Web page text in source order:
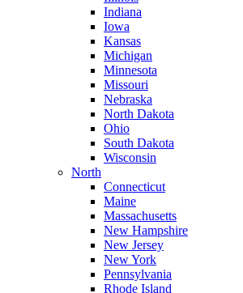
Indiana
Iowa
Kansas
Michigan
Minnesota
Missouri
Nebraska
North Dakota
Ohio
South Dakota
Wisconsin
North
Connecticut
Maine
Massachusetts
New Hampshire
New Jersey
New York
Pennsylvania
Rhode Island